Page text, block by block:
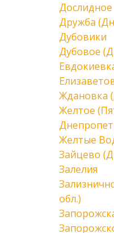
Дослидное
Дружба
Дубовики
Дубовое
Ждановка
Желтое
Желтые
Зайцево
Залелия
обл.)